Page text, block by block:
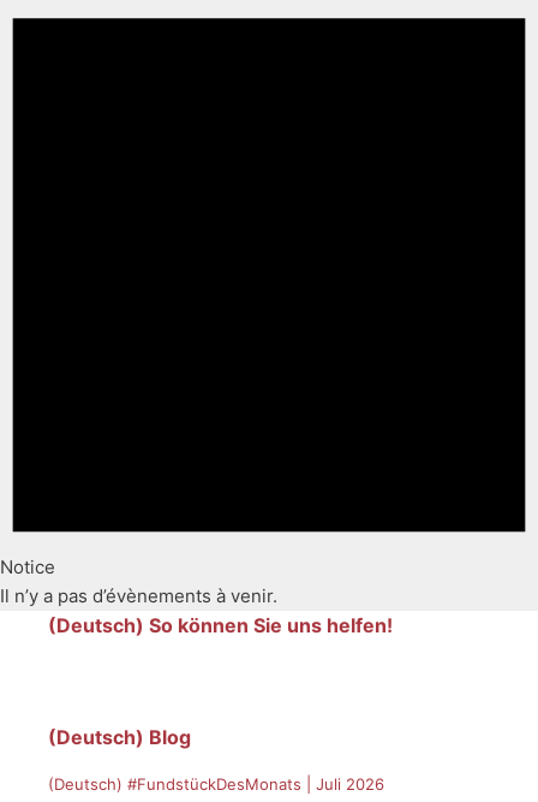
Notice
Il n’y a pas d’évènements à venir.
(Deutsch) So können Sie uns helfen!
(Deutsch) Blog
(Deutsch) #FundstückDesMonats | Juli 2026